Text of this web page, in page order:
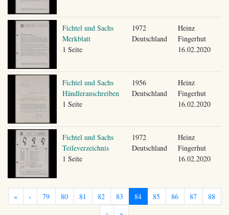
Fichtel und Sachs
Merkblatt
1 Seite
1972
Deutschland
Heinz
Fingerhut
16.02.2020
Fichtel und Sachs
Händleranschreiben
1 Seite
1956
Deutschland
Heinz
Fingerhut
16.02.2020
Fichtel und Sachs
Teileverzeichnis
1 Seite
1972
Deutschland
Heinz
Fingerhut
16.02.2020
« ‹ 79 80 81 82 83 84 85 86 87
88
›
»